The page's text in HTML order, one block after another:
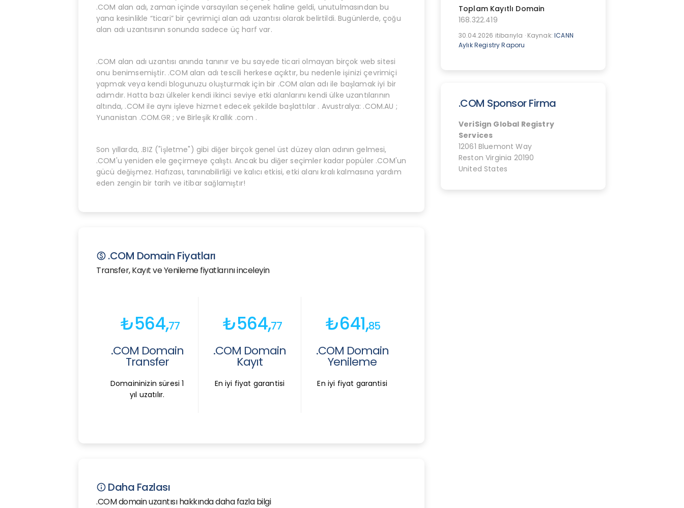
.COM alan adı, zaman içinde varsayılan seçenek haline geldi, unutulmasından bu
yana kesinlikle “ticari” bir çevrimiçi alan adı uzantısı olarak belirtildi. Bugünlerde, çoğu
alan adı uzantısının sonunda sadece üç harf var.
.COM alan adı uzantısı anında tanınır ve bu sayede ticari olmayan birçok web sitesi
onu benimsemiştir. .COM alan adı tescili herkese açıktır, bu nedenle işinizi çevrimiçi
yapmak veya kendi blogunuzu oluşturmak için bir .COM alan adı ile başlamak iyi bir
adımdır. Hatta bazı ülkeler kendi ikinci seviye etki alanlarını kendi ülke uzantılarının
altında, .COM ile aynı işleve hizmet edecek şekilde başlattılar . Avustralya: .COM.AU ;
Yunanistan .COM.GR ; ve Birleşik Krallık .com .
Son yıllarda, .BIZ ("işletme") gibi diğer birçok genel üst düzey alan adının gelmesi,
.COM'u yeniden ele geçirmeye çalıştı. Ancak bu diğer seçimler kadar popüler .COM'un
gücü değişmez. Hafızası, tanınabilirliği ve kalıcı etkisi, etki alanı kralı kalmasına yardım
eden zengin bir tarih ve itibar sağlamıştır!
paid .COM Domain Fiyatları
Transfer, Kayıt ve Yenileme fiyatlarını inceleyin
₺564,77
.COM Domain
Transfer
Domaininizin süresi 1
yıl uzatılır.
₺564,77
.COM Domain
Kayıt
En iyi fiyat garantisi
₺641,85
.COM Domain
Yenileme
En iyi fiyat garantisi
info Daha Fazlası
.COM domain uzantısı hakkında daha fazla bilgi
Toplam Kayıtlı Domain
168.322.419
30.04.2026 itibarıyla · Kaynak:ICANN
Aylık Registry Raporu
.COM Sponsor Firma
VeriSign Global Registry
Services
12061 Bluemont Way
Reston Virginia 20190
United States